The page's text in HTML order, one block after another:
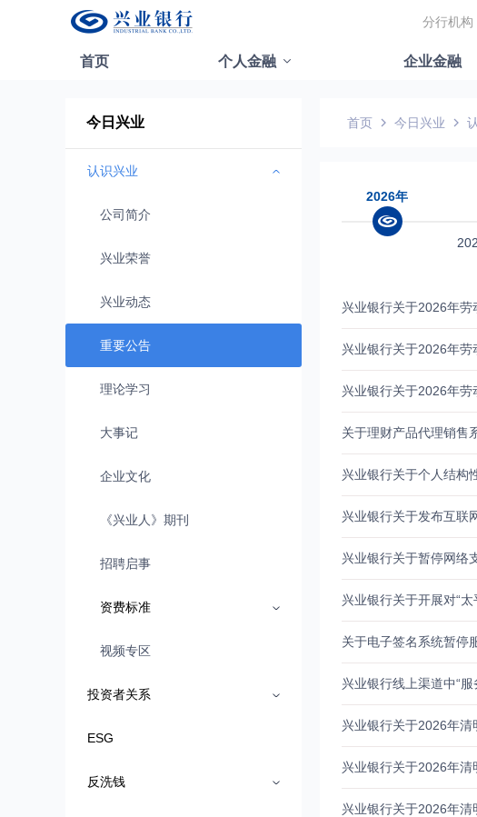
分行机构
首页 个人金融 企业金融
今日兴业
认识兴业
公司简介
兴业荣誉
兴业动态
重要公告
理论学习
大事记
企业文化
《兴业人》期刊
招聘启事
资费标准
视频专区
投资者关系
ESG
反洗钱
首页 今日兴业
2026年
兴业银行关于2026年
兴业银行关于2026年
兴业银行关于2026年
关于理财产品代理销售
兴业银行关于个人结构
兴业银行关于发布互联
兴业银行关于暂停网络
兴业银行关于开展对“
关于电子签名系统暂停
兴业银行线上渠道中“
兴业银行关于2026年
兴业银行关于2026年
兴业银行关于2026年